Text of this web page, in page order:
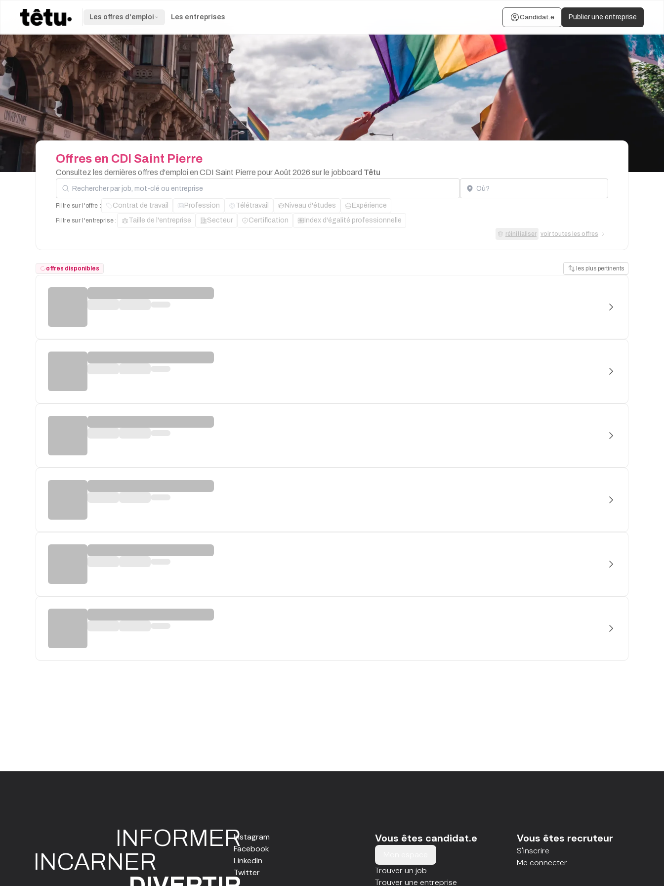
Les offres d'emploi Les entreprises Candidat.e Publier une entreprise
Offres en CDI Saint Pierre
Consultez les dernières offres d'emploi en CDI Saint Pierre pour Août 2026 sur le jobboard Têtu
Rechercher par job, mot-clé ou entreprise Localisation
Filtre sur l'offre : Contrat de travail Profession Télétravail Niveau d'études Expérience
Filtre sur l'entreprise : Taille de l'entreprise Secteur Certification Index d'égalité professionnelle
réinitialiser voir toutes les offres
offres disponibles les plus pertinents
INFORMER
INCARNER
Instagram
Facebook
LinkedIn
Twitter
Vous êtes candidat.e
Trouver un job
Trouver une entreprise
Vous êtes recruteur
S'inscrire
Me connecter